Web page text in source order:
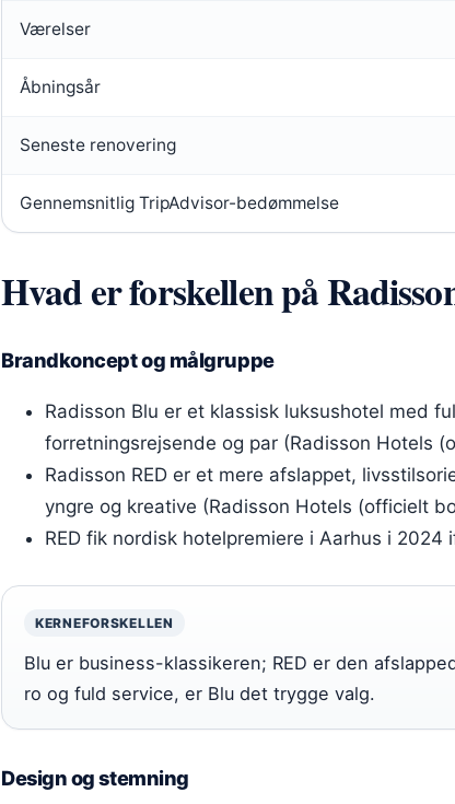
Værelser
Åbningsår
Seneste renovering
Gennemsnitlig TripAdvisor-bedømmelse
Hvad er forskellen på
Brandkoncept og målgruppe
Radisson Blu er et klassisk luksushotel med
forretningsrejsende og par (Radisson Hotels
Radisson RED er et mere afslappet,
yngre og kreative (Radisson Hotels (officielt
RED fik nordisk hotelpremiere i Aarhus i 2024
KERNEFORSKELLEN
Blu er business-klassikeren; RED er den
ro og fuld service, er Blu det trygge valg.
Design og stemning